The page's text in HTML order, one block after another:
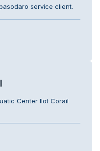
service client.
Center Ilot Corail